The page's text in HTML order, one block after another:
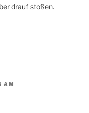
drauf stoßen.
AM